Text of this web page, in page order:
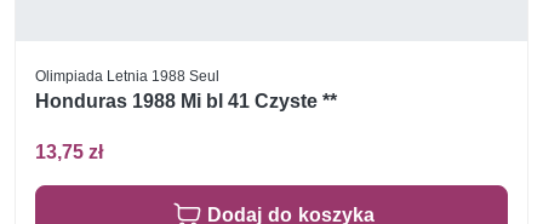
Olimpiada Letnia 1988 Seul
Honduras 1988 Mi bl 41 Czyste **
13,75 zł
Dodaj do koszyka